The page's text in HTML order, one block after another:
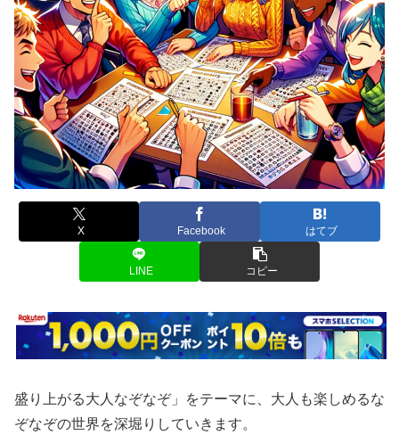
X Facebook はてブ
LINE コピー
盛り上がる大人なぞなぞ」をテーマに、大人も楽しめるな
ぞなぞの世界を深堀りしていきます。